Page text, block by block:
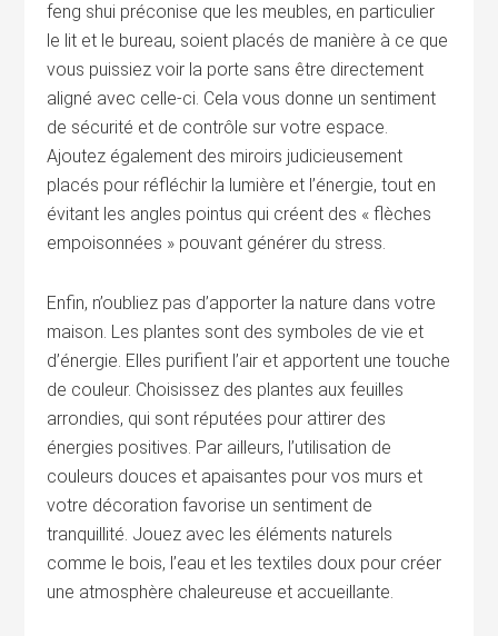
feng shui préconise que les meubles, en particulier
le lit et le bureau, soient placés de manière à ce que
vous puissiez voir la porte sans être directement
aligné avec celle-ci. Cela vous donne un sentiment
de sécurité et de contrôle sur votre espace.
Ajoutez également des miroirs judicieusement
placés pour réfléchir la lumière et l’énergie, tout en
évitant les angles pointus qui créent des « flèches
empoisonnées » pouvant générer du stress.
Enfin, n’oubliez pas d’apporter la nature dans votre
maison. Les plantes sont des symboles de vie et
d’énergie. Elles purifient l’air et apportent une touche
de couleur. Choisissez des plantes aux feuilles
arrondies, qui sont réputées pour attirer des
énergies positives. Par ailleurs, l’utilisation de
couleurs douces et apaisantes pour vos murs et
votre décoration favorise un sentiment de
tranquillité. Jouez avec les éléments naturels
comme le bois, l’eau et les textiles doux pour créer
une atmosphère chaleureuse et accueillante.